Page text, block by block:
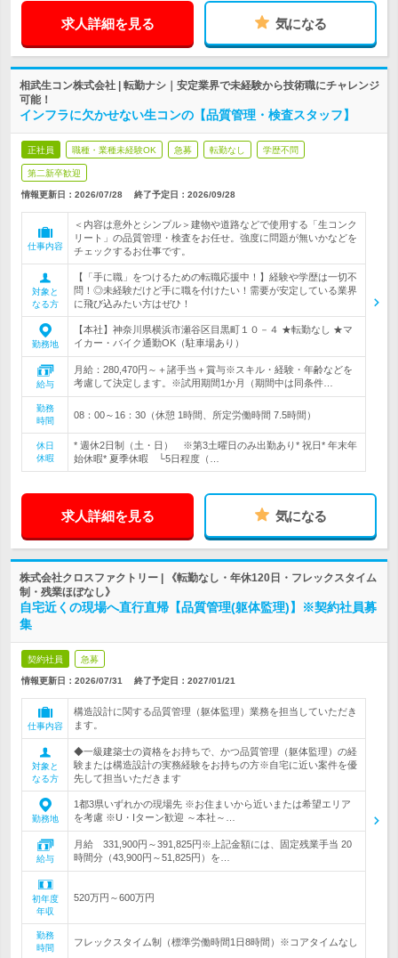
求人詳細を見る 気になる
相武生コン株式会社 | 転勤ナシ｜安定業界で未経験から技術職にチャレンジ
可能！
インフラに欠かせない生コンの【品質管理・検査スタッフ】
正社員 職種・業種未経験OK 急募 転勤なし 学歴不問
第二新卒歓迎
情報更新日：2026/07/28 終了予定日： 2026/09/28
仕事内容
＜内容は意外とシンプル＞建物や道路などで使用する「生コンク
リート」の品質管理・検査をお任せ。強度に問題が無いかなどを
チェックするお仕事です。
対象と
なる方
【「手に職」をつけるための転職応援中！】経験や学歴は一切不
問！◎未経験だけど手に職を付けたい！需要が安定している業界
に飛び込みたい方はぜひ！
勤務地
【本社】神奈川県横浜市瀬谷区目黒町１０－４ ★転勤なし ★マ
イカー・バイク通勤OK（駐車場あり）
給与
月給：280,470円～＋諸手当＋賞与※スキル・経験・年齢などを
考慮して決定します。※試用期間1か月（期間中は同条件…
勤務
時間
08：00～16：30（休憩 1時間、所定労働時間 7.5時間）
休日
休暇
* 週休2日制（土・日） ※第3土曜日のみ出勤あり* 祝日* 年末年
始休暇* 夏季休暇 └5日程度（…
求人詳細を見る 気になる
株式会社クロスファクトリー | 《転勤なし・年休120日・フレックスタイム
制・残業ほぼなし》
自宅近くの現場へ直行直帰【品質管理(躯体監理)】※契約社員募
集
契約社員 急募
情報更新日：2026/07/31 終了予定日： 2027/01/21
仕事内容
構造設計に関する品質管理（躯体監理）業務を担当していただき
ます。
対象と
なる方
◆一級建築士の資格をお持ちで、かつ品質管理（躯体監理）の経
験または構造設計の実務経験をお持ちの方※自宅に近い案件を優
先して担当いただきます
勤務地
1都3県いずれかの現場先 ※お住まいから近いまたは希望エリア
を考慮 ※U・Iターン歓迎 ～本社～…
給与
月給 331,900円～391,825円※上記金額には、固定残業手当 20
時間分（43,900円～51,825円）を…
初年度
年収
520万円～600万円
勤務
時間
フレックスタイム制（標準労働時間1日8時間）※コアタイムなし